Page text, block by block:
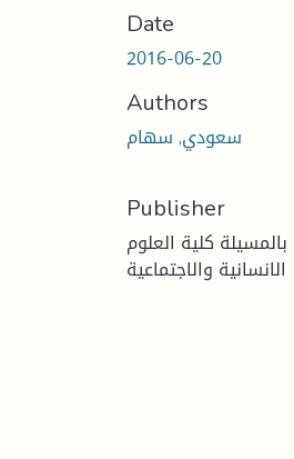
Date
2016-06-20
Authors
سعودي, سهام
Publisher
كلية العلوم
الانسانية والاجتماعية